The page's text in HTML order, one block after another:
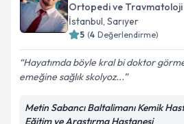
Ortopedi ve Travmatoloji
İstanbul, Sarıyer
5 (4 Değerlendirme)
Hayatımda böyle kral bi doktor
emeğine sağlık skolyoz...
Metin Sabancı Baltalimanı Kemik
Eğitim ve Araştırma Hastanesi